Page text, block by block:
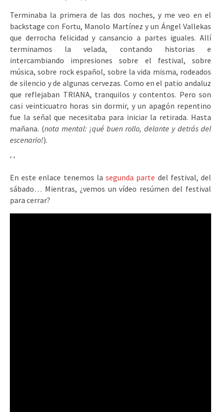
Terminaba la primera de las dos noches, y me veo en el
backstage con Fortu, Manolo Martínez y un Ángel Vallekas
que derrocha felicidad y cansancio a partes iguales. Allí
terminamos la velada, contando historias e
intercambiando impresiones sobre el festival, sobre
música, sobre rock español, sobre la vida misma, rodeados
de silencio y de algunas cervezas. Como en el patio andaluz
que reflejaban TRIANA, tranquilos y contentos. Pero son
casi veinticuatro horas sin dormir, y un apagón repentino
fue la señal que necesitaba para iniciar la retirada. Hasta
mañana. (nota mental: ¡qué buen rollo, delante y detrás del
escenario!).
‘ ‘
En este enlace tenemos lasegunda parte del festival, del
sábado… Mientras, ¿vemos un vídeo resúmen del festival
para cerrar?